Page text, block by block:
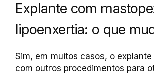
Explante com
lipoenxertia: o que
Sim, em muitos casos, o
com outros procedimentos para